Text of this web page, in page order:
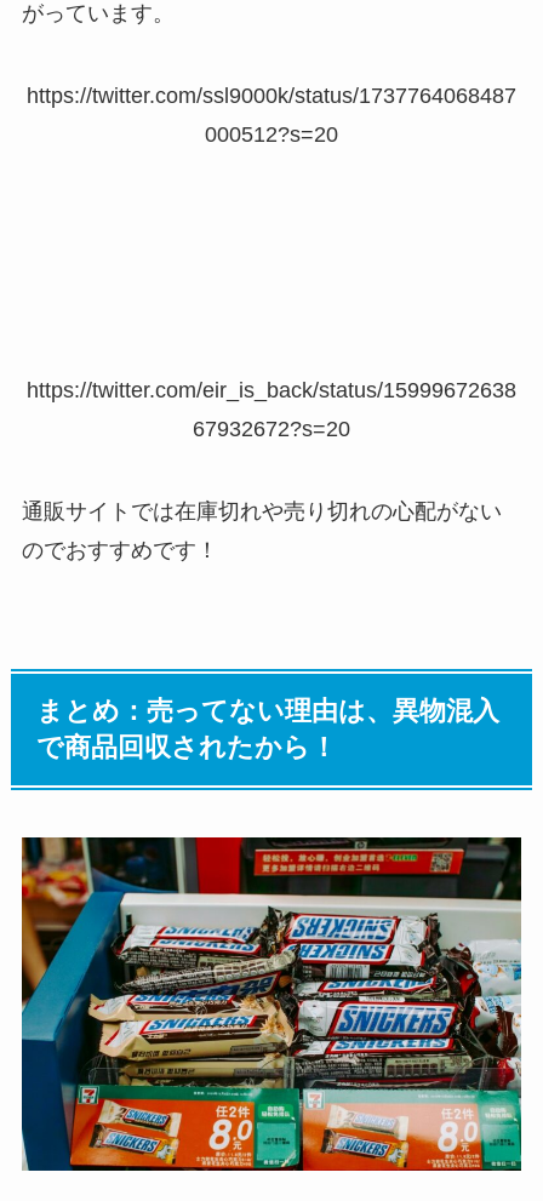
がっています。
https://twitter.com/ssl9000k/status/1737764068487
000512?s=20
https://twitter.com/eir_is_back/status/15999672638
67932672?s=20
通販サイトでは在庫切れや売り切れの心配がない
のでおすすめです！
まとめ：売ってない理由は、異物混入
で商品回収されたから！